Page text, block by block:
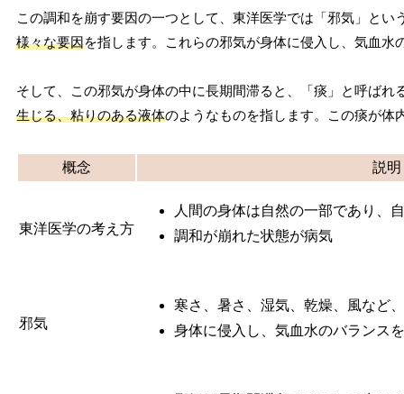
この調和を崩す要因の一つとして、東洋医学では「邪気」とい
様々な要因を指します。これらの邪気が身体に侵入し、気血水
そして、この邪気が身体の中に長期間滞ると、「痰」と呼ばれ
生じる、粘りのある液体のようなものを指します。この痰が体
概念 説明
東洋医学の考え方
人間の身体は自然の一部であり、
調和が崩れた状態が病気
邪気
寒さ、暑さ、湿気、乾燥、風など
身体に侵入し、気血水のバランス